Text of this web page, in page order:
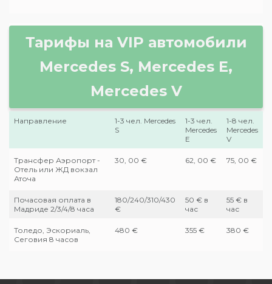
Тарифы на VIP автомобили
Mercedes S, Mercedes E,
Mercedes V
Направление
1-3 чел. Mercedes
S
1-3 чел.
Mercedes
E
1-8 чел.
Mercedes
V
Трансфер Аэропорт -
Отель или ЖД вокзал
Аточа
30, 00 € 62, 00 € 75, 00 €
Почасовая оплата в
Мадриде 2/3/4/8 часа
180/240/310/430
€
50 € в
час
55 € в
час
Толедо, Эскориаль,
Сеговия 8 часов
480 € 355 € 380 €